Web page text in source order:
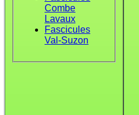
Combe
Lavaux
Fascicules
Val-Suzon